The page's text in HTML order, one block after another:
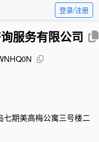
登录/注册
服务有限公司
七期美高梅公寓三号楼二